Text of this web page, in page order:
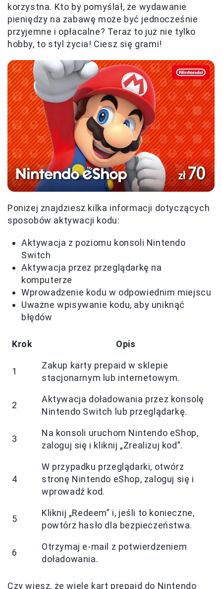
korzystna. Kto by pomyślał, że wydawanie
pieniędzy na zabawę może być jednocześnie
przyjemne i opłacalne? Teraz to już nie tylko
hobby, to styl życia! Ciesz się grami!
Poniżej znajdziesz kilka informacji dotyczących
sposobów aktywacji kodu:
Aktywacja z poziomu konsoli Nintendo
Switch
Aktywacja przez przeglądarkę na
komputerze
Wprowadzenie kodu w odpowiednim miejscu
Uważne wpisywanie kodu, aby uniknąć
błędów
Krok Opis
1
Zakup karty prepaid w sklepie
stacjonarnym lub internetowym.
2
Aktywacja doładowania przez konsolę
Nintendo Switch lub przeglądarkę.
3
Na konsoli uruchom Nintendo eShop,
zaloguj się i kliknij „Zrealizuj kod”.
4
W przypadku przeglądarki, otwórz
stronę Nintendo eShop, zaloguj się i
wprowadź kod.
5
Kliknij „Redeem” i, jeśli to konieczne,
powtórz hasło dla bezpieczeństwa.
6
Otrzymaj e-mail z potwierdzeniem
doładowania.
Czy wiesz, że wiele kart prepaid do Nintendo